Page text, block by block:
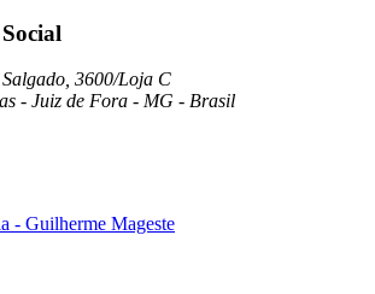
3600/Loja C
- Juiz de Fora - MG - Brasil
- Guilherme Mageste